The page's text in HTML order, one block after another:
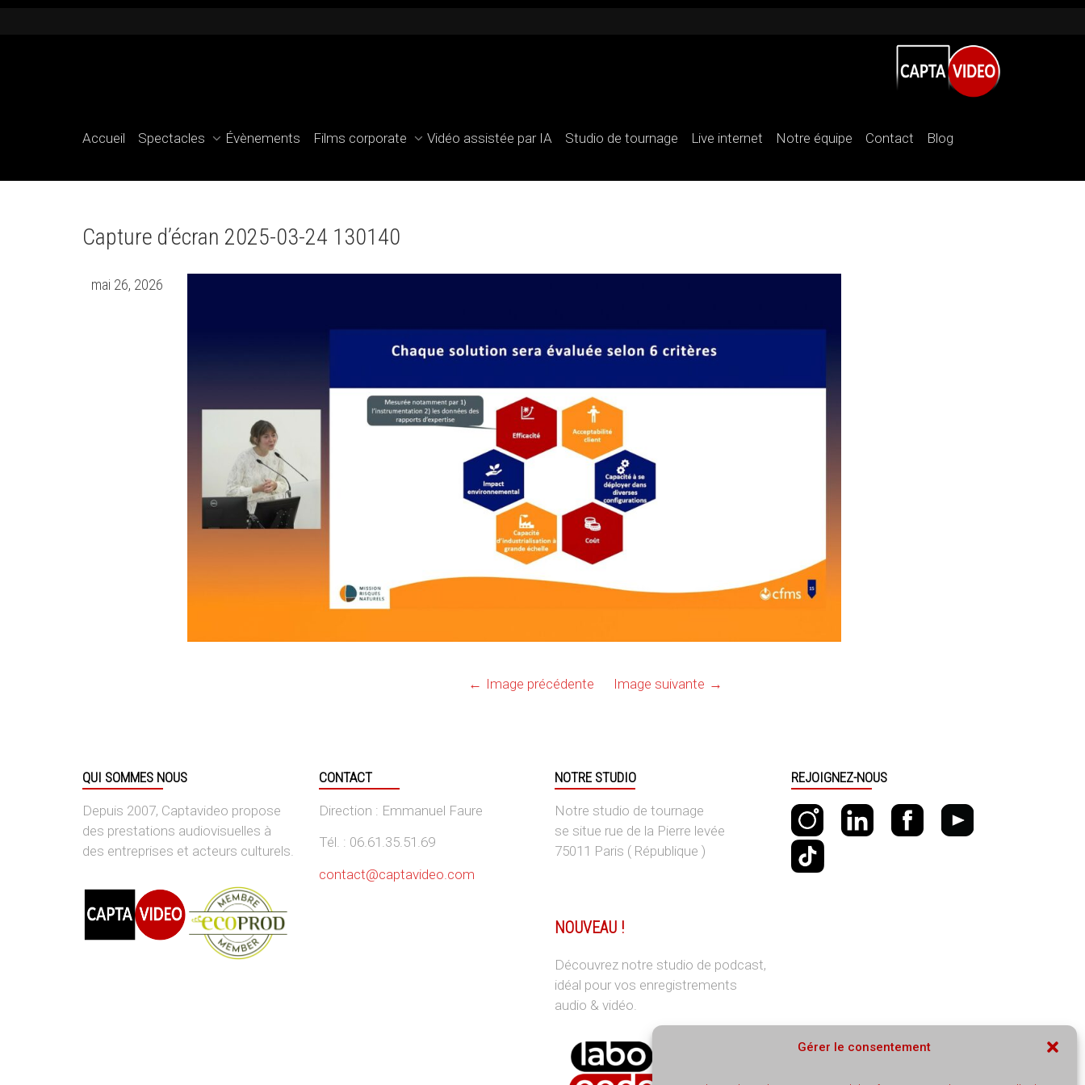
Gérer le consentement
Accueil Spectacles Évènements Films corporate Vidéo assistée par IA Studio de tournage Live internet Notre équipe Contact Blog
Capture d’écran 2025-03-24 130140
mai 26, 2026
Image précédente Image suivante
QUI SOMMES NOUS
Depuis 2007, Captavideo propose
des prestations audiovisuelles à
des entreprises et acteurs culturels.
CONTACT
Direction : Emmanuel Faure
Tél. : 06.61.35.51.69
contact@captavideo.com
NOTRE STUDIO
Notre studio de tournage
se situe rue de la Pierre levée
75011 Paris ( République )
NOUVEAU !
Découvrez notre studio de podcast,
idéal pour vos enregistrements
audio & vidéo.
REJOIGNEZ-NOUS